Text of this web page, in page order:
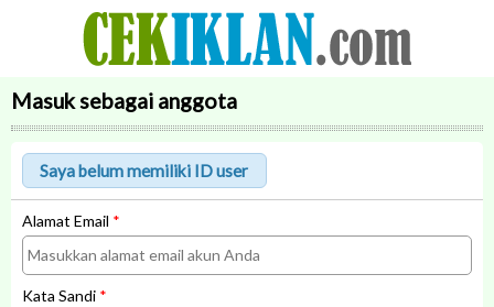
Masuk sebagai anggota
Alamat Email *
Kata Sandi *